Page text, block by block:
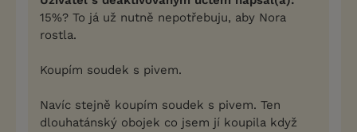
15%? To já už nutně nepotřebuju, aby Nora
rostla.
Koupím soudek s pivem.
Navíc stejně koupím soudek s pivem. Ten
dlouhatánský obojek co jsem jí koupila když